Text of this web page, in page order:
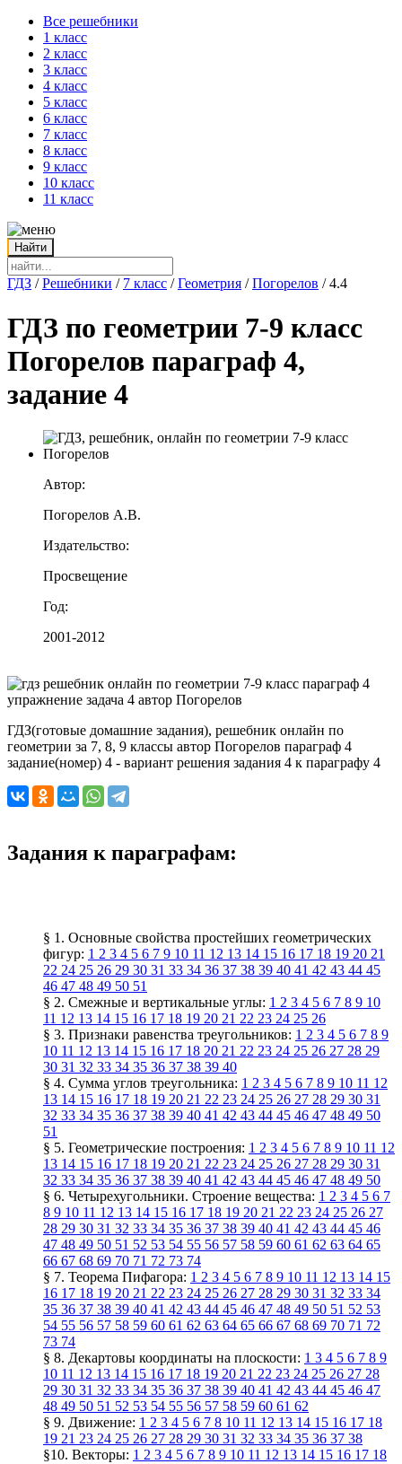
Все решебники
1 класс
2 класс
3 класс
4 класс
5 класс
6 класс
7 класс
8 класс
9 класс
10 класс
11 класс
ГДЗ / Решебники / 7 класс / Геометрия / Погорелов / 4.4
ГДЗ по геометрии 7-9 класс
Погорелов параграф 4,
задание 4
Автор:
Погорелов А.В.
Издательство:
Просвещение
Год:
2001-2012
ГДЗ(готовые домашние задания), решебник онлайн по
геометрии за 7, 8, 9 классы автор Погорелов параграф 4
задание(номер) 4 - вариант решения задания 4 к параграфу 4
Задания к параграфам:
§ 1. Основные свойства простейших геометрических
фигур: 1 2 3 4 5 6 7 9 10 11 12 13 14 15 16 17 18 19 20 21
22 24 25 26 29 30 31 33 34 36 37 38 39 40 41 42 43 44 45
46 47 48 49 50 51
§ 2. Смежные и вертикальные углы: 1 2 3 4 5 6 7 8 9 10
11 12 13 14 15 16 17 18 19 20 21 22 23 24 25 26
§ 3. Признаки равенства треугольников: 1 2 3 4 5 6 7 8 9
10 11 12 13 14 15 16 17 18 20 21 22 23 24 25 26 27 28 29
30 31 32 33 34 35 36 37 38 39 40
§ 4. Сумма углов треугольника: 1 2 3 4 5 6 7 8 9 10 11 12
13 14 15 16 17 18 19 20 21 22 23 24 25 26 27 28 29 30 31
32 33 34 35 36 37 38 39 40 41 42 43 44 45 46 47 48 49 50
51
§ 5. Геометрические построения: 1 2 3 4 5 6 7 8 9 10 11 12
13 14 15 16 17 18 19 20 21 22 23 24 25 26 27 28 29 30 31
32 33 34 35 36 37 38 39 40 41 42 43 44 45 46 47 48 49 50
§ 6. Четырехугольники. Строение вещества: 1 2 3 4 5 6 7
8 9 10 11 12 13 14 15 16 17 18 19 20 21 22 23 24 25 26 27
28 29 30 31 32 33 34 35 36 37 38 39 40 41 42 43 44 45 46
47 48 49 50 51 52 53 54 55 56 57 58 59 60 61 62 63 64 65
66 67 68 69 70 71 72 73 74
§ 7. Теорема Пифагора: 1 2 3 4 5 6 7 8 9 10 11 12 13 14 15
16 17 18 19 20 21 22 23 24 25 26 27 28 29 30 31 32 33 34
35 36 37 38 39 40 41 42 43 44 45 46 47 48 49 50 51 52 53
54 55 56 57 58 59 60 61 62 63 64 65 66 67 68 69 70 71 72
73 74
§ 8. Декартовы координаты на плоскости: 1 3 4 5 6 7 8 9
10 11 12 13 14 15 16 17 18 19 20 21 22 23 24 25 26 27 28
29 30 31 32 33 34 35 36 37 38 39 40 41 42 43 44 45 46 47
48 49 50 51 52 53 54 55 56 57 58 59 60 61 62
§ 9. Движение: 1 2 3 4 5 6 7 8 10 11 12 13 14 15 16 17 18
19 21 23 24 25 26 27 28 29 30 31 32 33 34 35 36 37 38
§10. Векторы: 1 2 3 4 5 6 7 8 9 10 11 12 13 14 15 16 17 18